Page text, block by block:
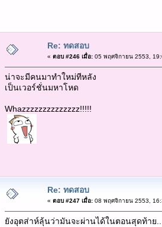
Re: ทดสอบ
« ตอบ #246 เมื่อ:05 พฤศจิกายน 2553,
น่าจะมีคนมาทำใหม่ทีหลัง
เป็นเวอร์ชั่นมหาโหด
Whazzzzzzzzzzzzzz!!!!!
Re: ทดสอบ
« ตอบ #247 เมื่อ:08 พฤศจิกายน 2553,
ยังอุตส่าห์ลุ้นว่ามันจะผ่านได้ในตอนสุดท้าย